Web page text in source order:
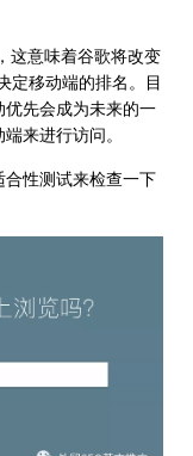
这意味着谷歌将改变
定移动端的排名。目
先会成为未来的一
来进行访问。
性测试来检查一下